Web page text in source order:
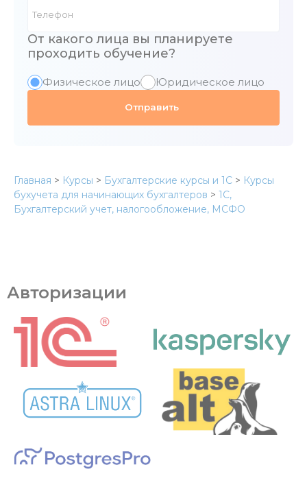
От какого лица вы планируете
проходить обучение?
Физическое лицо Юридическое лицо
Главная > Курсы > Бухгалтерские курсы и 1С > Курсы
бухучета для начинающих бухгалтеров > 1C,
Бухгалтерский учет, налогообложение, МСФО
Авторизации